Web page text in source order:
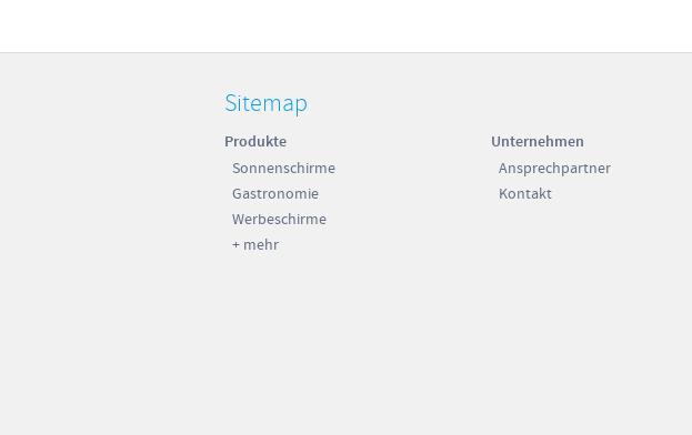
Sitemap
Produkte
Sonnenschirme
Gastronomie
Werbeschirme
+ mehr
Unternehmen
Ansprechpartner
Kontakt